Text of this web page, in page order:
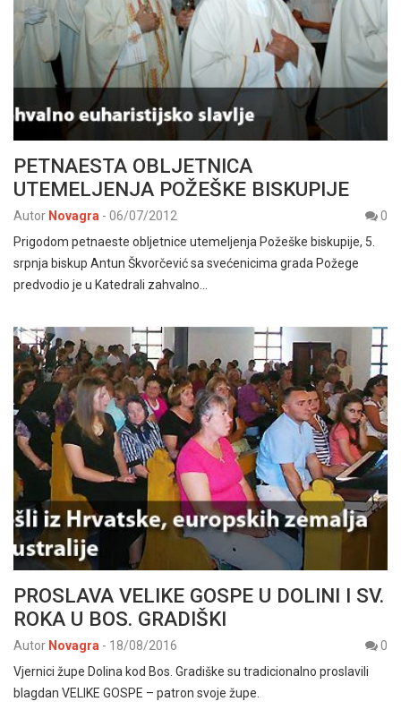
PETNAESTA OBLJETNICA
UTEMELJENJA POŽEŠKE BISKUPIJE
Autor Novagra - 06/07/2012
0
Prigodom petnaeste obljetnice utemeljenja Požeške biskupije, 5.
srpnja biskup Antun Škvorčević sa svećenicima grada Požege
predvodio je u Katedrali zahvalno…
PROSLAVA VELIKE GOSPE U DOLINI I SV.
ROKA U BOS. GRADIŠKI
Autor Novagra - 18/08/2016
0
Vjernici župe Dolina kod Bos. Gradiške su tradicionalno proslavili
blagdan VELIKE GOSPE – patron svoje župe.